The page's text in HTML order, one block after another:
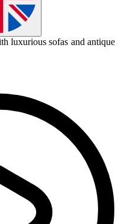
luxurious sofas and antique